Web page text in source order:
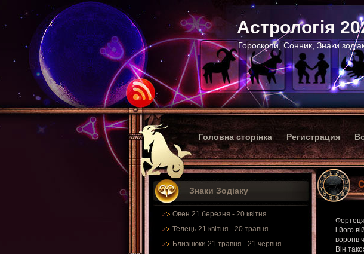
Астрологія
Гороскопи, Сонник, Знаки
Головна сторінка Регистрация
Знаки Зодіаку
Овен 21 березня - 20 квітня
Телець 21 квітня - 20 травня
Близнюки 21 травня - 21 червня
Фортеця
і його
ворогів
Він